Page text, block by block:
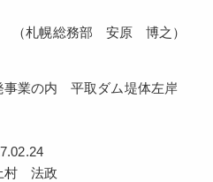
（札幌総務部 安原 博之）
事業の内 平取ダム堤体左岸
村 法政